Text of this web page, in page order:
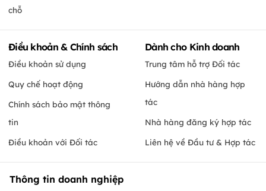
chỗ
Điều khoản & Chính sách
Điều khoản sử dụng
Quy chế hoạt động
Chính sách bảo mật thông
tin
Điều khoản với Đối tác
Dành cho Kinh doanh
Trung tâm hỗ trợ Đối tác
Hướng dẫn nhà hàng hợp
tác
Nhà hàng đăng ký hợp tác
Liên hệ về Đầu tư & Hợp tác
Thông tin doanh nghiệp